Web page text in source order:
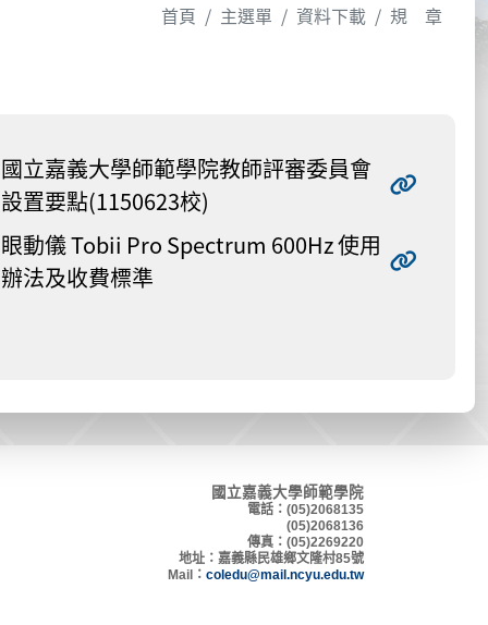
首頁
主選單 資料下載 規 章
國立嘉義大學師範學院教師評審委員會
設置要點(1150623校)
眼動儀 Tobii Pro Spectrum 600Hz 使用
辦法及收費標準
國立嘉義大學師範學院
電話：(05)2068135
(05)2068136
傳真：(05)2269220
地址：嘉義縣民雄鄉文隆村85號
Mail： coledu@mail.ncyu.edu.tw